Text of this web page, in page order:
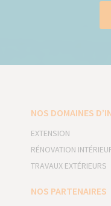
NOS DOMAINES
EXTENSION
RÉNOVATION
TRAVAUX EXTÉRIEURS
NOS PARTENAIRES